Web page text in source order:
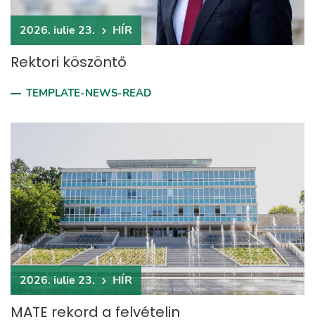
2026. iulie 23. HÍR
Rektori köszöntő
TEMPLATE-NEWS-READ
2026. iulie 23. HÍR
MATE rekord a felvételin